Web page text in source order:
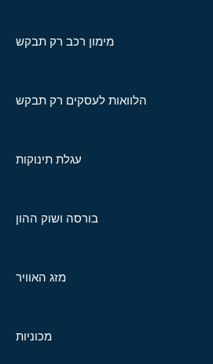
מימון רכב רק תבקש
הלוואות לעסקים רק תבקש
עגלת תינוקות
בורסה ושוק ההון
מזג האוויר
מכוניות